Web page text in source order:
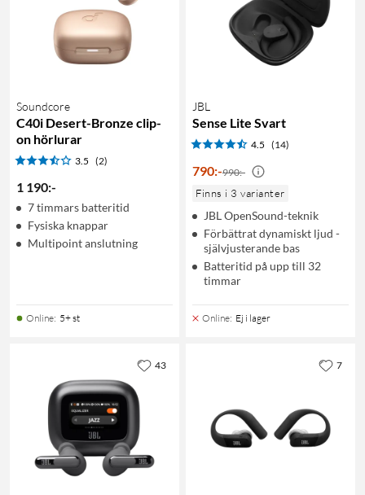
Soundcore
C40i Desert-Bronze clip-
on hörlurar
3.5 (2)
1 190:-
7 timmars batteritid
Fysiska knappar
Multipoint anslutning
Online: 5+ st
JBL
Sense Lite Svart
4.5 (14)
790:-990:-
Finns i 3 varianter
JBL OpenSound-teknik
Förbättrat dynamiskt ljud -
självjusterande bas
Batteritid på upp till 32
timmar
Online: Ej i lager
43 7